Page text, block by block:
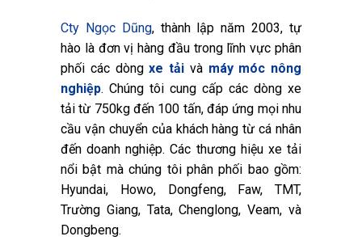
Cty Ngọc Dũng, thành lập năm 2003, tự
hào là đơn vị hàng đầu trong lĩnh vực phân
phối các dòngxe tải và máy móc nông
nghiệp. Chúng tôi cung cấp các dòng xe
tải từ 750kg đến 100 tấn, đáp ứng mọi nhu
cầu vận chuyển của khách hàng từ cá nhân
đến doanh nghiệp. Các thương hiệu xe tải
nổi bật mà chúng tôi phân phối bao gồm:
Hyundai, Howo, Dongfeng, Faw, TMT,
Trường Giang, Tata, Chenglong, Veam, và
Dongbeng.